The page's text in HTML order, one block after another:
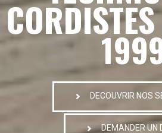
DECOUVRIR NOS
DEMANDER UN